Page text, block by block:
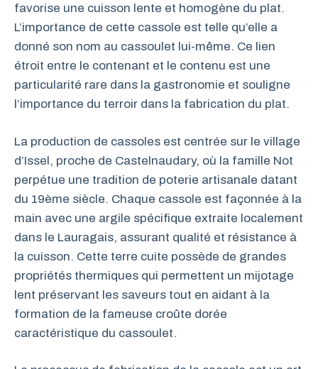
favorise une cuisson lente et homogène du plat.
L’importance de cette cassole est telle qu’elle a
donné son nom au cassoulet lui-même. Ce lien
étroit entre le contenant et le contenu est une
particularité rare dans la gastronomie et souligne
l’importance du terroir dans la fabrication du plat.
La production de cassoles est centrée sur le village
d’Issel, proche de Castelnaudary, où la famille Not
perpétue une tradition de poterie artisanale datant
du 19ème siècle. Chaque cassole est façonnée à la
main avec une argile spécifique extraite localement
dans le Lauragais, assurant qualité et résistance à
la cuisson. Cette terre cuite possède de grandes
propriétés thermiques qui permettent un mijotage
lent préservant les saveurs tout en aidant à la
formation de la fameuse croûte dorée
caractéristique du cassoulet.